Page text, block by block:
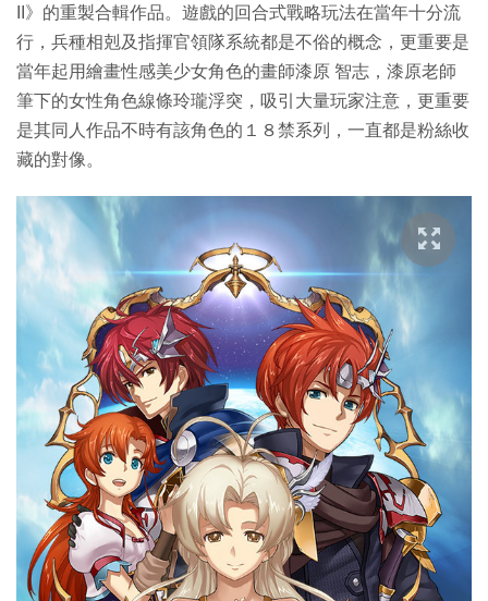
II》的重製合輯作品。遊戲的回合式戰略玩法在當年十分流
行，兵種相剋及指揮官領隊系統都是不俗的概念，更重要是
當年起用繪畫性感美少女角色的畫師漆原 智志，漆原老師
筆下的女性角色線條玲瓏浮突，吸引大量玩家注意，更重要
是其同人作品不時有該角色的１８禁系列，一直都是粉絲收
藏的對像。